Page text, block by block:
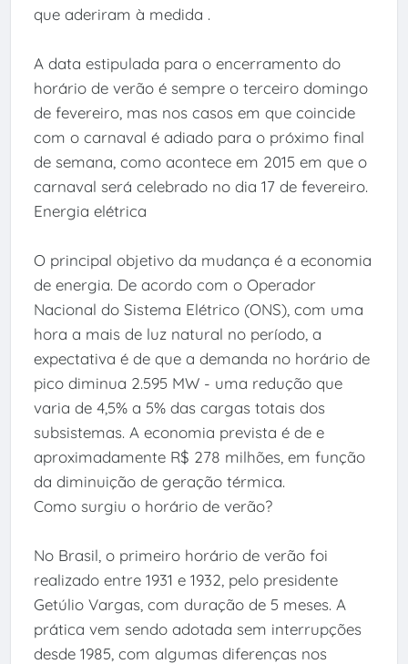
que aderiram à medida .
A data estipulada para o encerramento do
horário de verão é sempre o terceiro domingo
de fevereiro, mas nos casos em que coincide
com o carnaval é adiado para o próximo final
de semana, como acontece em 2015 em que o
carnaval será celebrado no dia 17 de fevereiro.
Energia elétrica
O principal objetivo da mudança é a economia
de energia. De acordo com o Operador
Nacional do Sistema Elétrico (ONS), com uma
hora a mais de luz natural no período, a
expectativa é de que a demanda no horário de
pico diminua 2.595 MW - uma redução que
varia de 4,5% a 5% das cargas totais dos
subsistemas. A economia prevista é de e
aproximadamente R$ 278 milhões, em função
da diminuição de geração térmica.
Como surgiu o horário de verão?
No Brasil, o primeiro horário de verão foi
realizado entre 1931 e 1932, pelo presidente
Getúlio Vargas, com duração de 5 meses. A
prática vem sendo adotada sem interrupções
desde 1985, com algumas diferenças nos